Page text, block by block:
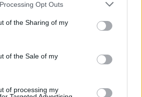
Tenga en cuenta que algún
pero usted tiene el derecho de
Sus preferencias se aplicarán
de nuevo en este sitio web o
de privacidad.
Opt Outs
of the Sharing of my
of the Sale of my
of processing my